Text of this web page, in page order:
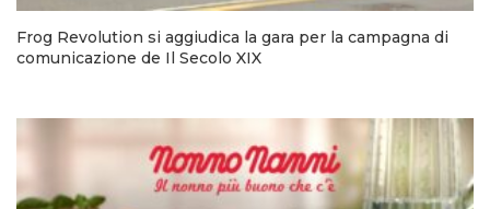
Frog Revolution si aggiudica la gara per la campagna di
comunicazione de Il Secolo XIX